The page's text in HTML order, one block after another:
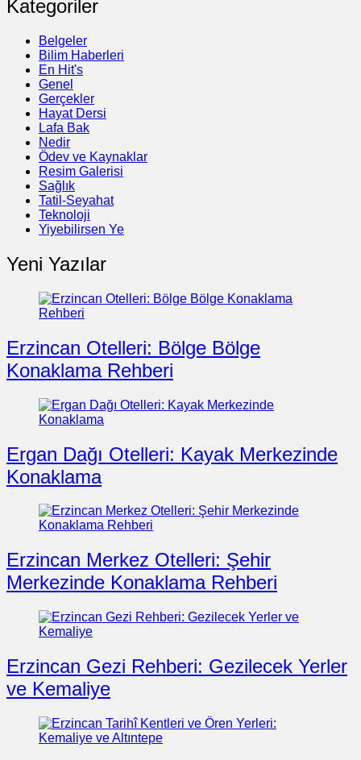
Kategoriler
Belgeler
Bilim Haberleri
En Hit's
Genel
Gerçekler
Hayat Dersi
Lafa Bak
Nedir
Ödev ve Kaynaklar
Resim Galerisi
Sağlık
Tatil-Seyahat
Teknoloji
Yiyebilirsen Ye
Yeni Yazılar
Erzincan Otelleri: Bölge Bölge
Konaklama Rehberi
Ergan Dağı Otelleri: Kayak Merkezinde
Konaklama
Erzincan Merkez Otelleri: Şehir
Merkezinde Konaklama Rehberi
Erzincan Gezi Rehberi: Gezilecek Yerler
ve Kemaliye